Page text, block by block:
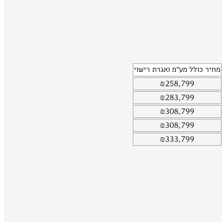
מחיר כולל מע"מ ואגרת רישוי
₪258,799
₪283,799
₪308,799
₪308,799
₪333,799